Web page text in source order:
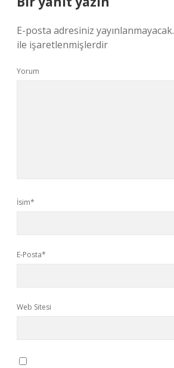
E-posta adresiniz yayınlanmayacak.
ile işaretlenmişlerdir
Yorum
İsim*
E-Posta*
Web Sitesi